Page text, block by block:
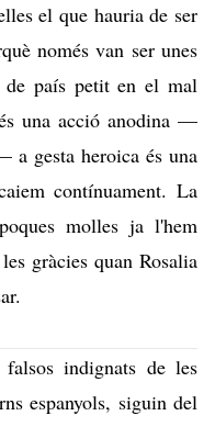
el que hauria de ser
només van ser unes
de país petit en el mal
una acció anodina —
a gesta heroica és una
contínuament. La
molles ja l'hem
gràcies quan Rosalia
indignats de les
espanyols, siguin del